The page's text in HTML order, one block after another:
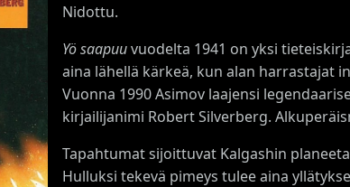
Nidottu.
Yö saapuuvuodelta 1941 on yksi
aina lähellä kärkeä, kun alan harrastajat
Vuonna 1990 Asimov laajensi
kirjailijanimi Robert Silverberg.
Tapahtumat sijoittuvat Kalgashin
Hulluksi tekevä pimeys tulee aina